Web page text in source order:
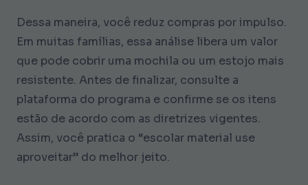
Dessa maneira, você reduz compras por impulso.
Em muitas famílias, essa análise libera um valor
que pode cobrir uma mochila ou um estojo mais
resistente. Antes de finalizar, consulte a
plataforma do programa e confirme se os itens
estão de acordo com as diretrizes vigentes.
Assim, você pratica o “escolar material use
aproveitar” do melhor jeito.